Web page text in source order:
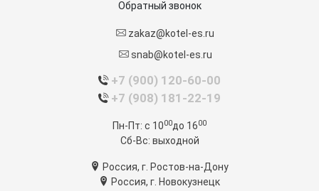
Обратный звонок
zakaz@kotel-es.ru
snab@kotel-es.ru
+7 (900) 120-60-00
+7 (908) 181-22-19
Пн-Пт: c 1000до 1600
Сб-Вс: выходной
Россия, г. Ростов-на-Дону
Россия, г. Новокузнецк